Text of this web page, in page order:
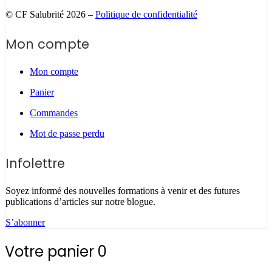
© CF Salubrité 2026 – Politique de confidentialité
Mon compte
Mon compte
Panier
Commandes
Mot de passe perdu
Infolettre
Soyez informé des nouvelles formations à venir et des futures
publications d’articles sur notre blogue.
S’abonner
Votre panier 0